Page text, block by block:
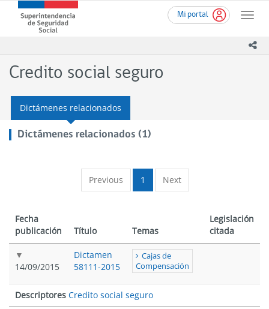
contenido
Mi portal
Toggle
Superintendencia
de
(SUSESO)
-
de
Chile
Credito social seguro
Dictámenes relacionados
Dictámenes relacionados (1)
Previous 1 Next
Fecha
publicación
Título Temas
Legislación
citada
14/09/2015
Dictamen
58111-2015
Cajas de
Compensación
Descriptores Credito social seguro